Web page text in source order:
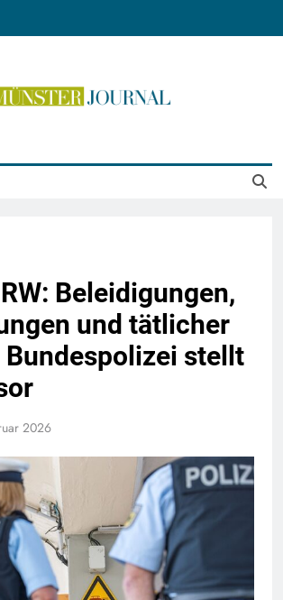
Beleidigungen,
und tätlicher
stellt
2026